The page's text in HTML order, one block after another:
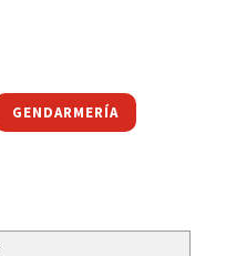
GENDARMERÍA